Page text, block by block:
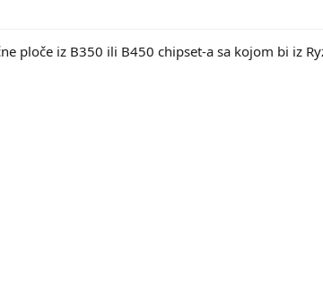
ploče iz B350 ili B450 chipset-a sa kojom bi iz